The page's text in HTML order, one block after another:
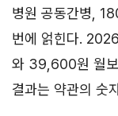
병원 공동간병,
번에 얽힌다.
와 39,600원 월보
결과는 약관의 숫